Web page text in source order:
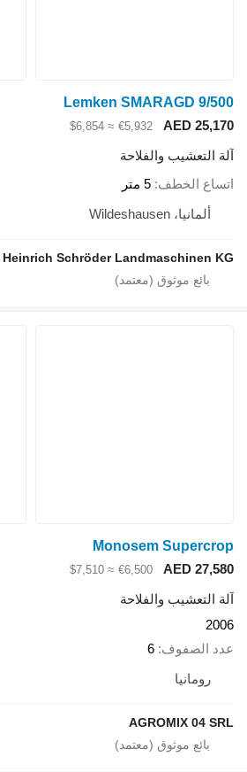
Lemken SMARAGD
AED
€5,932
≈ $6,854
والفلاحة
الخطف 5 متر
ألمانيا، Wildeshausen
Heinrich Schröder
Monosem
AED
€6,500
≈ $7,510
والفلاحة
الصفوف 6
AGROMIX 04